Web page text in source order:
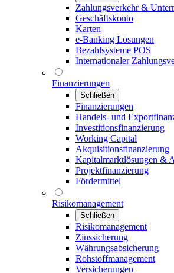
Zahlungsverkehr &
Geschäftskonto
Karten
e-Banking Lösungen
Bezahlsysteme POS
Internationaler
Finanzierungen
Schließen
Finanzierungen
Handels- und
Investitionsfinanzierung
Working Capital
Akquisitionsfinanzierung
Kapitalmarktlösungen &
Projektfinanzierung
Fördermittel
Risikomanagement
Schließen
Risikomanagement
Zinssicherung
Währungsabsicherung
Rohstoffmanagement
Versicherungen